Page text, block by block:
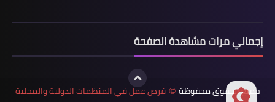
إجمالي مرات مشاهدة الصفحة
جميع الحقوق محفوظة © فرص عمل في المنظمات الدولية والمحلية